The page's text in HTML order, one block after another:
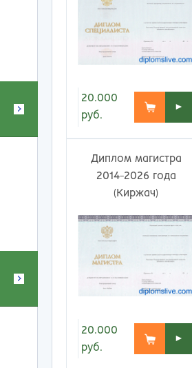
20.000
руб.
►
Диплом магистра
2014-2026 года
(Киржач)
20.000
руб.
►